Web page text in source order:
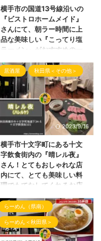
ました。 今回ご紹介するラーメ
ン屋さんは、9月４日頃からオー
プンしました予告通りの貝出汁ラ
ーメン店 『貝麺ほてや』さんで
す！Instagramは、 ＠
ます。 貝麺ほてやさん らーめん
屋さんの場所 横手市前郷という
地域 ...
横手市の国道13号線沿いの
『ビストロホームメイド』
さんにて、朝ラー時間に上
品な美味しい『こってり塩
ラーメン』がおすすめの一
こんにちわ！しんめんのラーメン
ブログのお時間です。 本日は、
横手市に朝ラーを流行らせたとい
っても過言でないらーめん屋さん
最近とても人気中で、さまざまな
インスタグラマーさんや
YouTuberの方々が訪れておりま
す！ そのらーめん屋さんとは
「Bistro Home Made（ビストロ
ホームメイド）」さん です！
※Instagramは、＠
bistro_home_made さんとなり
屋さんのInstagramをご覧くださ
い！ ビストロホームメイドさん
の外観 ここのお店は、秋田 ...
居酒屋 秋田県＜その他＞
2023/9/16
横手市十文字町にある十文
字飲食街内の『晴レル夜』
さん！とてもおしゃれな店
内にて、とても美味しい料
理でもてなしてくれるお店
こんばんわ！ブログ（しんめんの
旅）のお時間となりました！ 本
日の投稿は、横手市十文字町に
3月21日にオープンしました創作
らーめん（県南）
らーめん＜秋田県＞